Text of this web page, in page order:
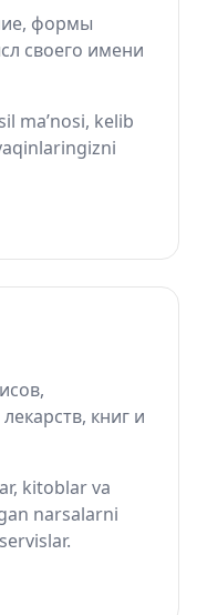
формы
своего имени
ma’nosi, kelib
книг и
kitoblar va
narsalarni